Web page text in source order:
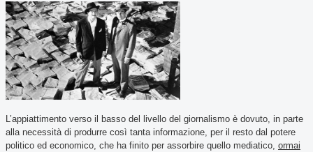
L’appiattimento verso il basso del livello del giornalismo è dovuto, in parte
alla necessità di produrre così tanta informazione, per il resto dal potere
politico ed economico, che ha finito per assorbire quello mediatico, ormai